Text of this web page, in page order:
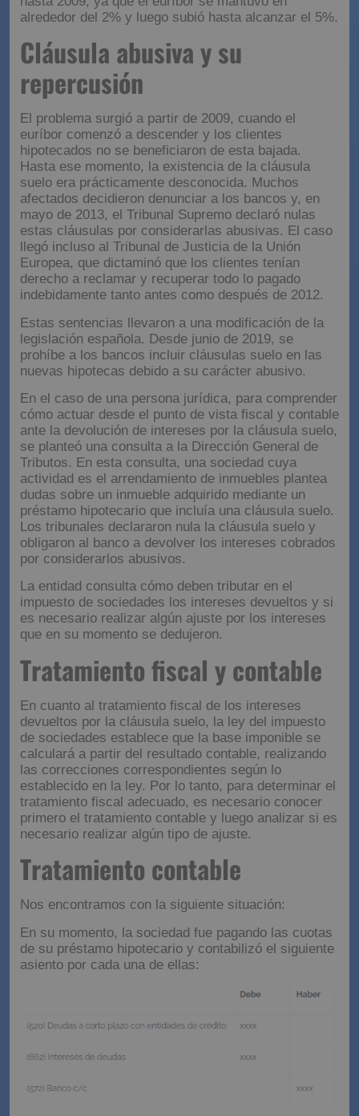
alrededor del 2% y luego subió hasta alcanzar el 5%.
Cláusula abusiva y su
repercusión
El problema surgió a partir de 2009, cuando el
euríbor comenzó a descender y los clientes
hipotecados no se beneficiaron de esta bajada.
Hasta ese momento, la existencia de la cláusula
suelo era prácticamente desconocida. Muchos
afectados decidieron denunciar a los bancos y, en
mayo de 2013, el Tribunal Supremo declaró nulas
estas cláusulas por considerarlas abusivas. El caso
llegó incluso al Tribunal de Justicia de la Unión
Europea, que dictaminó que los clientes tenían
derecho a reclamar y recuperar todo lo pagado
indebidamente tanto antes como después de 2012.
Estas sentencias llevaron a una modificación de la
legislación española. Desde junio de 2019, se
prohíbe a los bancos incluir cláusulas suelo en las
nuevas hipotecas debido a su carácter abusivo.
En el caso de una persona jurídica, para comprender
cómo actuar desde el punto de vista fiscal y contable
ante la devolución de intereses por la cláusula suelo,
se planteó una consulta a la Dirección General de
Tributos. En esta consulta, una sociedad cuya
actividad es el arrendamiento de inmuebles plantea
dudas sobre un inmueble adquirido mediante un
préstamo hipotecario que incluía una cláusula suelo.
Los tribunales declararon nula la cláusula suelo y
obligaron al banco a devolver los intereses cobrados
por considerarlos abusivos.
La entidad consulta cómo deben tributar en el
impuesto de sociedades los intereses devueltos y si
es necesario realizar algún ajuste por los intereses
que en su momento se dedujeron.
Tratamiento fiscal y contable
En cuanto al tratamiento fiscal de los intereses
devueltos por la cláusula suelo, la ley del impuesto
de sociedades establece que la base imponible se
calculará a partir del resultado contable, realizando
las correcciones correspondientes según lo
establecido en la ley. Por lo tanto, para determinar el
tratamiento fiscal adecuado, es necesario conocer
primero el tratamiento contable y luego analizar si es
necesario realizar algún tipo de ajuste.
Tratamiento contable
Nos encontramos con la siguiente situación:
En su momento, la sociedad fue pagando las cuotas
de su préstamo hipotecario y contabilizó el siguiente
asiento por cada una de ellas: